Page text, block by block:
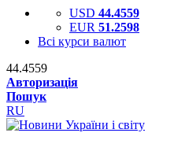
USD 44.4559
EUR 51.2598
Всі курси валют
44.4559
Авторизація
Пошук
RU